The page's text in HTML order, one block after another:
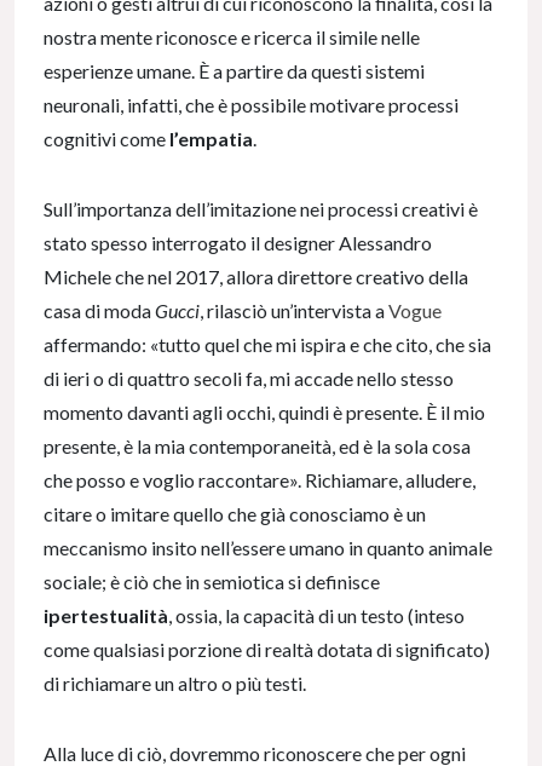
nostra mente riconosce e ricerca il simile nelle
esperienze umane. È a partire da questi sistemi
neuronali, infatti, che è possibile motivare processi
cognitivi come l’empatia
Sull’importanza dell’imitazione nei processi creativi è
stato spesso interrogato il designer Alessandro
Michele che nel 2017, allora direttore creativo della
casa di modaGucci , rilasciò un’intervista aVogue
affermando: «tutto quel che mi ispira e che cito, che sia
di ieri o di quattro secoli fa, mi accade nello stesso
momento davanti agli occhi, quindi è presente. È il mio
presente, è la mia contemporaneità, ed è la sola cosa
che posso e voglio raccontare». Richiamare, alludere,
citare o imitare quello che già conosciamo è un
meccanismo insito nell’essere umano in quanto animale
sociale; è ciò che in semiotica si definisce
ipertestualità , ossia, la capacità di un testo (inteso
come qualsiasi porzione di realtà dotata di significato)
di richiamare un altro o più testi.
Alla luce di ciò, dovremmo riconoscere che per ogni